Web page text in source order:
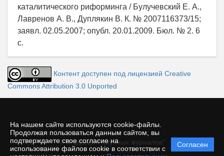
На нашем сайте используются cookie-файлы.
Продолжая пользоваться данным сайтом, вы
подтверждаете свое согласие на
использование файлов cookie в соответствии с
Согласен
каталитического риформинга / Булучевский Е. А.,
Лавренов А. В., Дуплякин В. К. № 2007116373/15;
заявл. 02.05.2007; опубл. 20.01.2009. Бюл. № 2. 6
с.
Контент доступен под лицензией Creative
Commons Attribution 3.0 Unported
© "Редакция научных журналов"
Политика